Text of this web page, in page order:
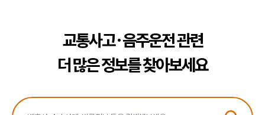
교통사고·음주운전 관련
더 많은 정보를 찾아보세요